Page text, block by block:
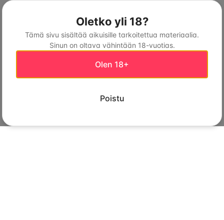
Oletko yli 18?
Tämä sivu sisältää aikuisille tarkoitettua materiaalia.
Sinun on oltava vähintään 18-vuotias.
Olen 18+
Poistu